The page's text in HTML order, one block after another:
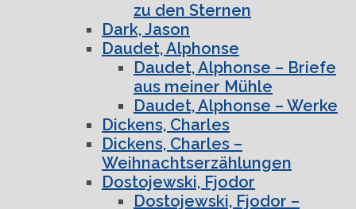
zu den Sternen
Dark, Jason
Daudet, Alphonse
Daudet, Alphonse – Briefe
aus meiner Mühle
Daudet, Alphonse – Werke
Dickens, Charles
Dickens, Charles –
Weihnachtserzählungen
Dostojewski, Fjodor
Dostojewski, Fjodor –